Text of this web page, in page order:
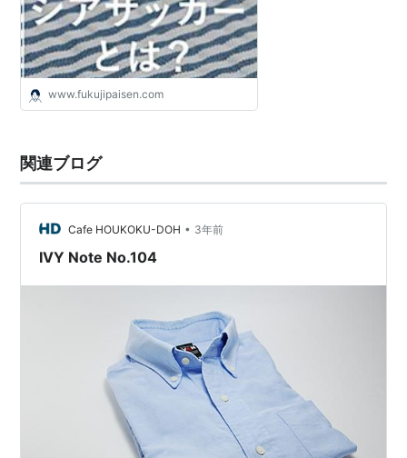
www.fukujipaisen.com
関連ブログ
Cafe HOUKOKU-DOH • 3年前
IVY Note No.104